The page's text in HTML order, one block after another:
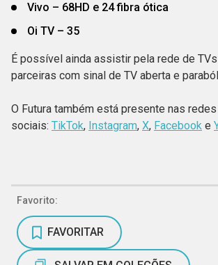
Vivo – 68HD e 24 fibra ótica
Oi TV – 35
É possível ainda assistir pela rede de
parceiras com sinal de TV aberta e
O Futura também está presente nas redes
sociais: TikTok, Instagram, X, Facebook e
Favorito:
FAVORITAR